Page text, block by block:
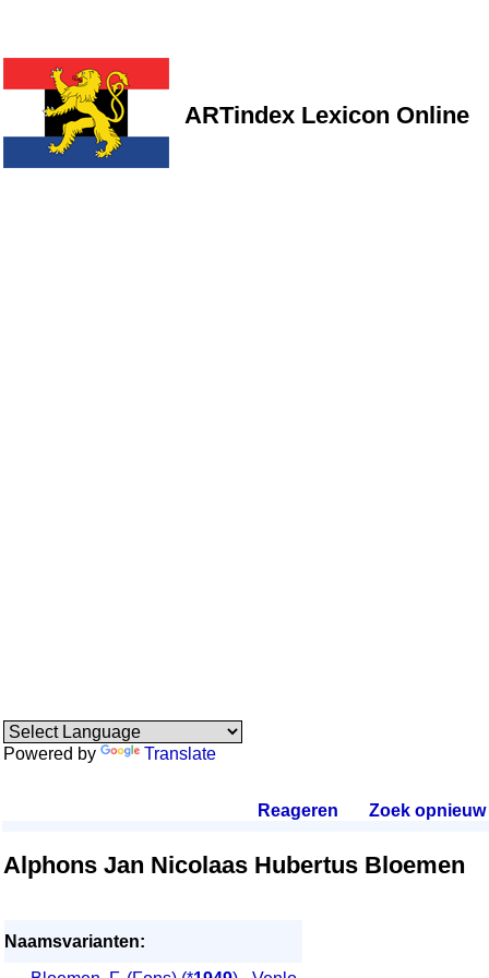
ARTindex Lexicon Online
Powered by Translate
Reageren Zoek opnieuw.
Alphons Jan Nicolaas Hubertus Bloemen
Naamsvarianten: